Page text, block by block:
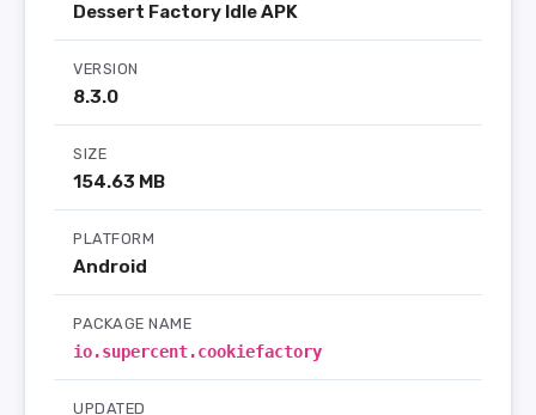
Dessert Factory Idle APK
VERSION
8.3.0
SIZE
154.63 MB
PLATFORM
Android
PACKAGE NAME
io.supercent.cookiefactory
UPDATED